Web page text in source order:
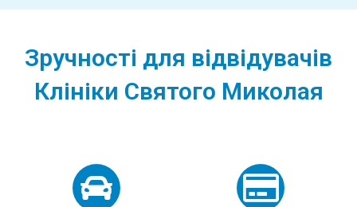
Зручності для відвідувачів
Клініки Святого Миколая